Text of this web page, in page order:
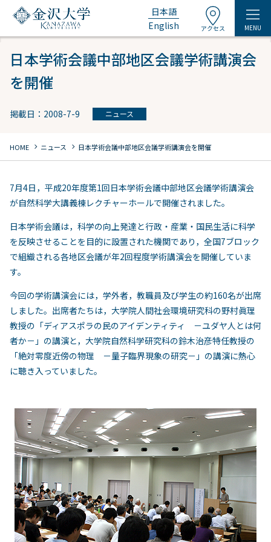
日本語
English
アクセス MENU
日本学術会議中部地区会議学術講演会
を開催
掲載日：2008-7-9 ニュース
HOME chevron_right ニュース chevron_right 日本学術会議中部地区会議学術講演会を開催
7月4日，平成20年度第1回日本学術会議中部地区会議学術講演会
が自然科学大講義棟レクチャーホールで開催されました。
日本学術会議は，科学の向上発達と行政・産業・国民生活に科学
を反映させることを目的に設置された機関であり，全国7ブロック
で組織される各地区会議が年2回程度学術講演会を開催していま
す。
今回の学術講演会には，学外者，教職員及び学生の約160名が出席
しました。出席者たちは，大学院人間社会環境研究科の野村眞理
教授の「ディアスポラの民のアイデンティティ －ユダヤ人とは何
者か－」の講演と，大学院自然科学研究科の鈴木治彦特任教授の
「絶対零度近傍の物理 －量子臨界現象の研究－」の講演に熱心
に聴き入っていました。